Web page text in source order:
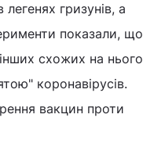
гризунів, а
показали, що
схожих на нього
коронавірусів.
вакцин проти